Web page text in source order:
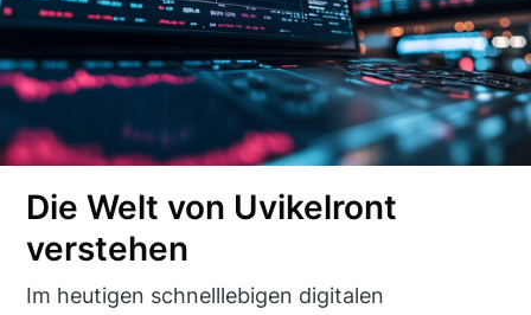
Die Welt von Uvikelront
verstehen
Im heutigen schnelllebigen digitalen